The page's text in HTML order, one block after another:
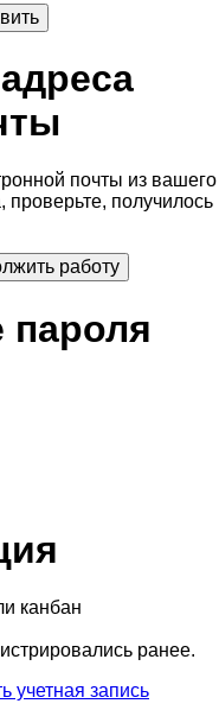
почты из вашего
получилось
пароля
канбан
ранее.
учетная запись